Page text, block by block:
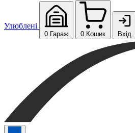
Улюблені
0 Гараж 0 Кошик Вхід